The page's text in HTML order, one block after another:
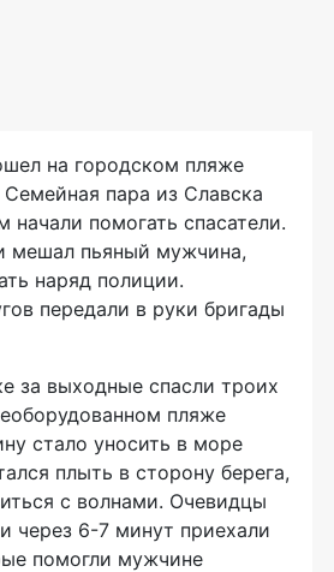
на городском пляже
пара из Славска
начали помогать спасатели.
мешал пьяный мужчина,
наряд полиции.
передали в руки бригады
за выходные спасли троих
пляже
стало уносить в море
плыть в сторону берега,
с волнами. Очевидцы
через 6-7 минут приехали
помогли мужчине